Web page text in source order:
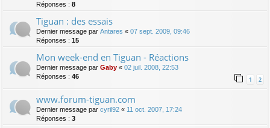
Réponses : 8
Tiguan : des essais
Dernier message par Antares « 07 sept. 2009, 09:46
Réponses : 15
Mon week-end en Tiguan - Réactions
Dernier message par Gaby « 02 juil. 2008, 22:53
Réponses : 46 1 2
www.forum-tiguan.com
Dernier message par cyril92 « 11 oct. 2007, 17:24
Réponses : 3